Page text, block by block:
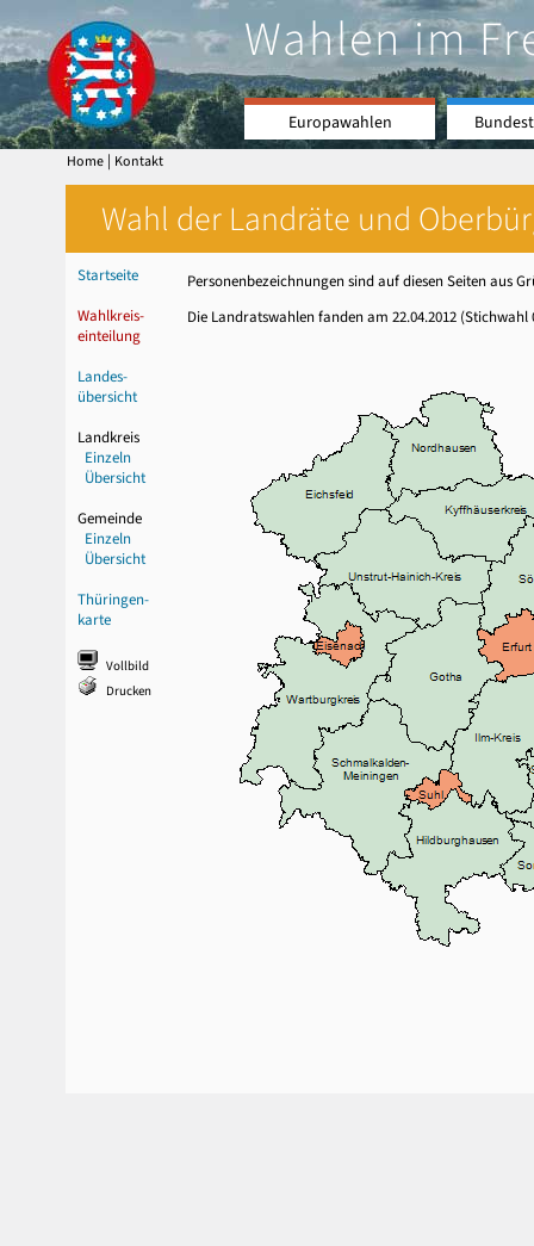
Wahlen im
Europawahlen
Home | Kontakt
Wahl der Landräte und
Startseite
Wahlkreis-
einteilung
Landes-
übersicht
Landkreis
Einzeln
Übersicht
Gemeinde
Einzeln
Übersicht
Thüringen-
karte
Vollbild
Drucken
Personenbezeichnungen sind auf diesen Seiten aus
Die Landratswahlen fanden am 22.04.2012